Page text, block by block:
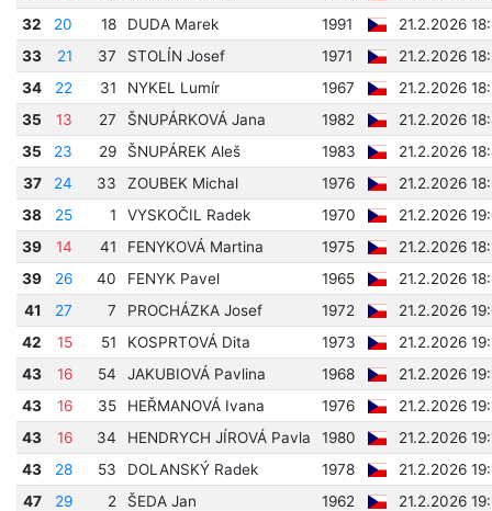
32
20 18 DUDA Marek 1991
21.2.2026
33
21 37 STOLÍN Josef 1971
21.2.2026
34
22 31 NYKEL Lumír 1967
21.2.2026
35
13 27 ŠNUPÁRKOVÁ Jana 1982
21.2.2026
35
23 29 ŠNUPÁREK Aleš 1983
21.2.2026
37
24 33 ZOUBEK Michal 1976
21.2.2026
38
25 1 VYSKOČIL Radek 1970
21.2.2026
39
14 41 FENYKOVÁ Martina 1975
21.2.2026
39
26 40 FENYK Pavel 1965
21.2.2026
41
27 7 PROCHÁZKA Josef 1972
21.2.2026
42
15 51 KOSPRTOVÁ Dita 1973
21.2.2026
43
16 54 JAKUBIOVÁ Pavlina 1968
21.2.2026
43
16 35 HEŘMANOVÁ Ivana 1976
21.2.2026
43
16 34 HENDRYCH JÍROVÁ Pavla 1980
21.2.2026
43
28 53 DOLANSKÝ Radek 1978
21.2.2026
47
29 2 ŠEDA Jan 1962
21.2.2026